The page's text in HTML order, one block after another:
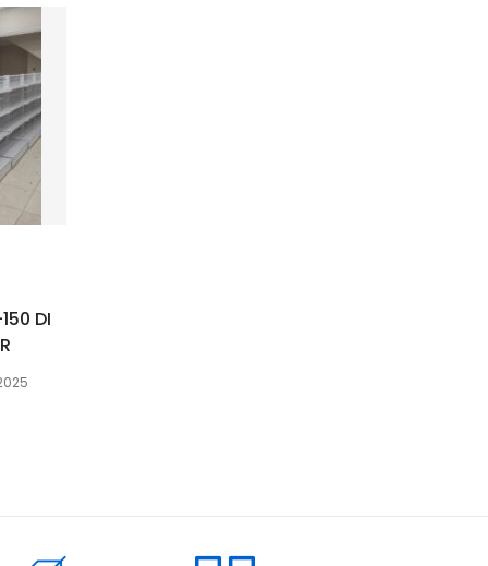
DI